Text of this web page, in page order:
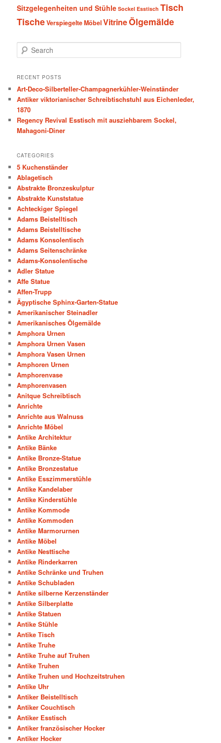
Sitzgelegenheiten und Stühle Sockel Esstisch Tisch
TischeVerspiegelte MöbelVitrineÖlgemälde
e
r
h
RECENT POSTS
Art-Deco-Silberteller-Champagnerkühler-Weinständer
Antiker viktorianischer Schreibtischstuhl aus Eichenleder,
1870
Regency Revival Esstisch mit ausziehbarem Sockel,
Mahagoni-Diner
CATEGORIES
5 Kuchenständer
Ablagetisch
Abstrakte Bronzeskulptur
Abstrakte Kunststatue
Achteckiger Spiegel
Adams Beistelltisch
Adams Beistelltische
Adams Konsolentisch
Adams Seitenschränke
Adams-Konsolentische
Adler Statue
Affe Statue
Affen-Trupp
Ägyptische Sphinx-Garten-Statue
Amerikanischer Steinadler
Amerikanisches Ölgemälde
Amphora Urnen
Amphora Urnen Vasen
Amphora Vasen Urnen
Amphoren Urnen
Amphorenvase
Amphorenvasen
Anitque Schreibtisch
Anrichte
Anrichte aus Walnuss
Anrichte Möbel
Antike Architektur
Antike Bänke
Antike Bronze-Statue
Antike Bronzestatue
Antike Esszimmerstühle
Antike Kandelaber
Antike Kinderstühle
Antike Kommode
Antike Kommoden
Antike Marmorurnen
Antike Möbel
Antike Nesttische
Antike Rinderkarren
Antike Schränke und Truhen
Antike Schubladen
Antike silberne Kerzenständer
Antike Silberplatte
Antike Statuen
Antike Stühle
Antike Tisch
Antike Truhe
Antike Truhe auf Truhen
Antike Truhen
Antike Truhen und Hochzeitstruhen
Antike Uhr
Antiker Beistelltisch
Antiker Couchtisch
Antiker Esstisch
Antiker französischer Hocker
Antiker Hocker